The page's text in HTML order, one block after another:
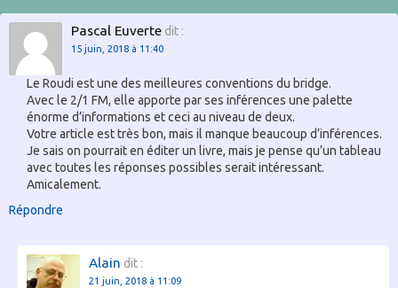
Pascal Euverte dit :
15 juin, 2018 à 11:40
Le Roudi est une des meilleures conventions du bridge.
Avec le 2/1 FM, elle apporte par ses inférences une palette
énorme d’informations et ceci au niveau de deux.
Votre article est très bon, mais il manque beaucoup d’inférences.
Je sais on pourrait en éditer un livre, mais je pense qu’un tableau
avec toutes les réponses possibles serait intéressant.
Amicalement.
Répondre
Alain dit :
21 juin, 2018 à 11:09